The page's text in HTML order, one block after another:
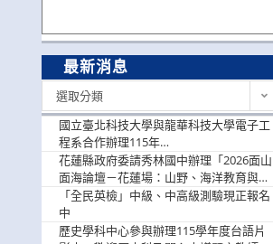
最新消息
選取分類
國立臺北科技大學與龍華科技大學電子工
程系合作辦理115年
「115.08.10~08.12「AI賦能應用於智慧半
導體研習營」，歡迎學生踴躍報名參加
花蓮縣政府委請秀林國中辦理「2026面山
面海論壇－花蓮場：山野、海洋教育與戶
外安全實務課程」，歡迎踴躍報名參加
「全民英檢」中級、中高級測驗現正報名
中
歷史學科中心參與辦理115學年度台語片